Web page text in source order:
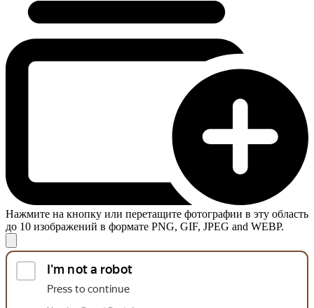
Нажмите на кнопку или перетащите фотографии в эту область
до 10 изображений в формате PNG, GIF, JPEG and WEBP.